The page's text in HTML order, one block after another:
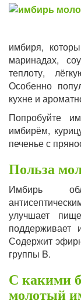
имбиря,
маринадах,
теплоту,
Особенно
кухне и
Попробуйте
имбирём,
печенье с
Польза
Имбирь
улучшает
поддерживает
Содержит
группы B.
С какими
молотый